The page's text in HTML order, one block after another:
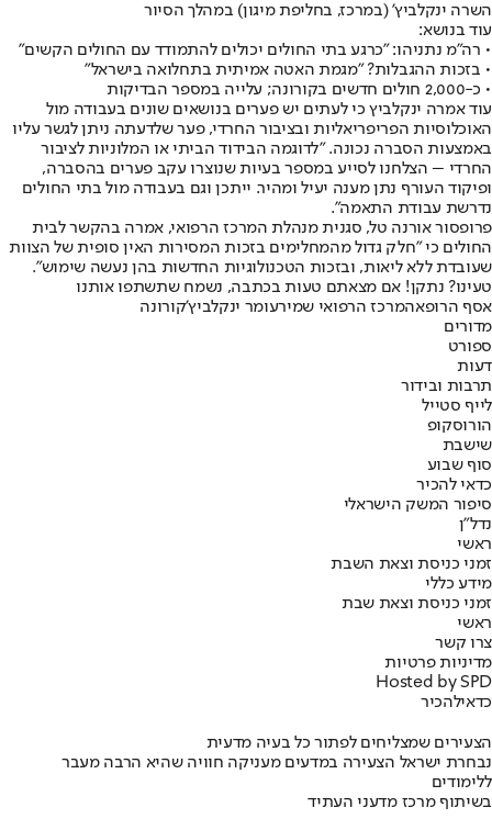
השרה ינקלביץ' (במרכז, בחליפת מיגון) במהלך הסיור
עוד בנושא:
• רה"מ נתניהו: "כרגע בתי החולים יכולים להתמודד עם החולים הקשים"
• בזכות ההגבלות? "מגמת האטה אמיתית בתחלואה בישראל"
• כ-2,000 חולים חדשים בקורונה; עלייה במספר הבדיקות
עוד אמרה ינקלביץ כי לעתים יש פערים בנושאים שונים בעבודה מול
האוכלוסיות הפריפריאליות ובציבור החרדי, פער שלדעתה ניתן לגשר עליו
באמצעות הסברה נכונה. "לדוגמה הבידוד הביתי או המלוניות לציבור
החרדי – הצלחנו לסייע במספר בעיות שנוצרו עקב פערים בהסברה,
ופיקוד העורף נתן מענה יעיל ומהיר. ייתכן וגם בעבודה מול בתי החולים
נדרשת עבודת התאמה".
פרופסור אורנה טל, סגנית מנהלת המרכז הרפואי, אמרה בהקשר לבית
החולים כי "חלק גדול מהמחלימים בזכות המסירות האין סופית של הצוות
שעובדת ללא ליאות, ובזכות הטכנולוגיות החדשות בהן נעשה שימוש".
טעינו? נתקן! אם מצאתם טעות בכתבה, נשמח שתשתפו אותנו
אסף הרופאהמרכז הרפואי שמירעומר ינקלביץ'קורונה
מדורים
ספורט
דעות
תרבות ובידור
לייף סטייל
הורוסקופ
שישבת
סוף שבוע
כדאי להכיר
סיפור המשק הישראלי
נדל"ן
ראשי
זמני כניסת וצאת השבת
מידע כללי
זמני כניסת וצאת שבת
ראשי
צרו קשר
מדיניות פרטיות
Hosted by SPD
כדאילהכיר
הצעירים שמצליחים לפתור כל בעיה מדעית
נבחרת ישראל הצעירה במדעים מעניקה חוויה שהיא הרבה מעבר
ללימודים
בשיתוף מרכז מדעני העתיד